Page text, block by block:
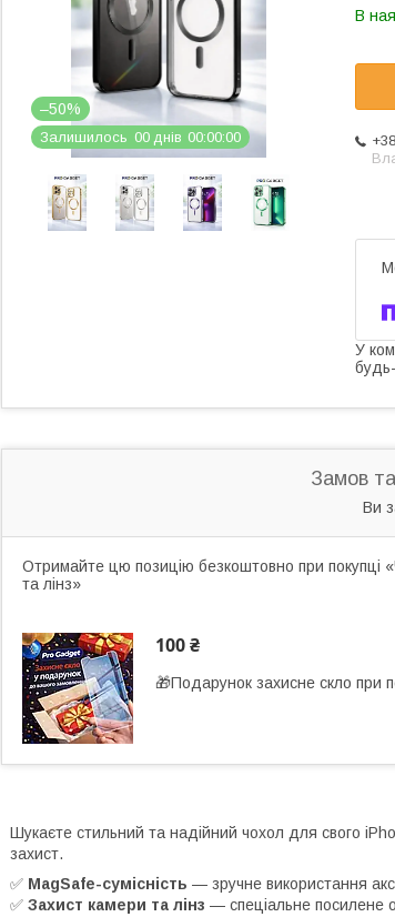
–50%
Залишилось 00 днів 00 00 00
В
У
Замов
Ви
Отримайте цю позицію безкоштовно при покупці
та лінз»
100 ₴
🎁Подарунок захисне скло при
Шукаєте стильний та надійний чохол для свого
захист.
✅ MagSafe-сумісність — зручне використання
✅ Захист камери та лінз — спеціальне посилене